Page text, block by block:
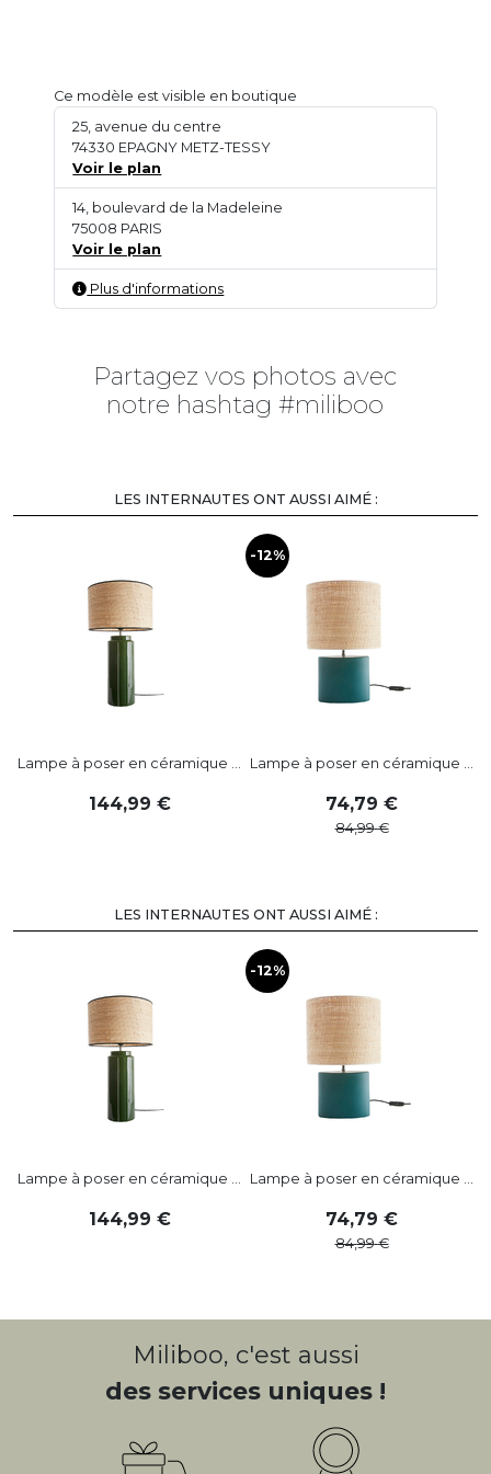
Ce modèle est visible en boutique
25, avenue du centre
74330 EPAGNY METZ-TESSY
Voir le plan
14, boulevard de la Madeleine
75008 PARIS
Voir le plan
Plus d'informations
Partagez vos photos avec
notre hashtag #miliboo
LES INTERNAUTES ONT AUSSI AIMÉ :
Lampe à poser en céramique ...
144,99
-12%
Lampe à poser en céramique ...
74,79
84,99
LES INTERNAUTES ONT AUSSI AIMÉ :
Lampe à poser en céramique ...
144,99
-12%
Lampe à poser en céramique ...
74,79
84,99
Miliboo, c'est aussi
des services uniques !